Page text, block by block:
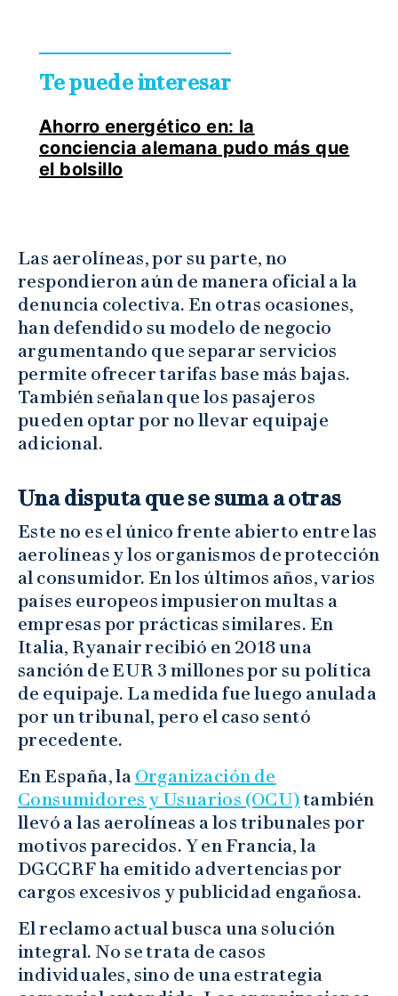
Te puede interesar
Ahorro energético en: la
conciencia alemana pudo más que
el bolsillo
Las aerolíneas, por su parte, no
respondieron aún de manera oficial a la
denuncia colectiva. En otras ocasiones,
han defendido su modelo de negocio
argumentando que separar servicios
permite ofrecer tarifas base más bajas.
También señalan que los pasajeros
pueden optar por no llevar equipaje
adicional.
Una disputa que se suma a otras
Este no es el único frente abierto entre las
aerolíneas y los organismos de protección
al consumidor. En los últimos años, varios
países europeos impusieron multas a
empresas por prácticas similares. En
Italia, Ryanair recibió en 2018 una
sanción de EUR 3 millones por su política
de equipaje. La medida fue luego anulada
por un tribunal, pero el caso sentó
precedente.
En España, la Organización de
Consumidores y Usuarios (OCU)también
llevó a las aerolíneas a los tribunales por
motivos parecidos. Y en Francia, la
DGCCRF ha emitido advertencias por
cargos excesivos y publicidad engañosa.
El reclamo actual busca una solución
integral. No se trata de casos
individuales, sino de una estrategia